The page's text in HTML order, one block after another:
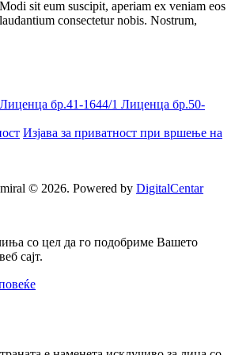
sit eum suscipit, aperiam ex veniam eos
consectetur nobis. Nostrum,
Лиценца бр.41-1644/1 Лиценца бр.50-
Изјава за приватност при вршење на
© 2026. Powered by DigitalCentar
со цел да го подобриме Вашето
сајт.